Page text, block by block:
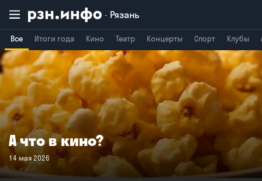
Рязань
Все Итоги года Кино Театр Концерты Спорт Клубы
Владимир Брянск
А что в кино?
14 мая 2026